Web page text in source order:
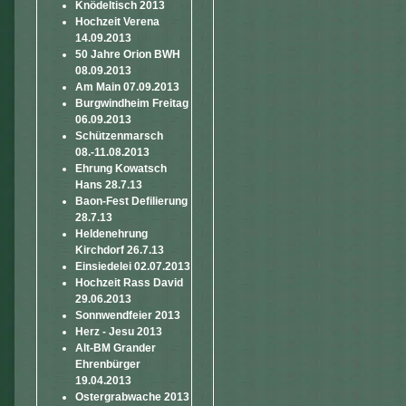
Knödeltisch 2013
Hochzeit Verena
14.09.2013
50 Jahre Orion BWH
08.09.2013
Am Main 07.09.2013
Burgwindheim Freitag
06.09.2013
Schützenmarsch
08.-11.08.2013
Ehrung Kowatsch
Hans 28.7.13
Baon-Fest Defilierung
28.7.13
Heldenehrung
Kirchdorf 26.7.13
Einsiedelei 02.07.2013
Hochzeit Rass David
29.06.2013
Sonnwendfeier 2013
Herz - Jesu 2013
Alt-BM Grander
Ehrenbürger
19.04.2013
Ostergrabwache 2013